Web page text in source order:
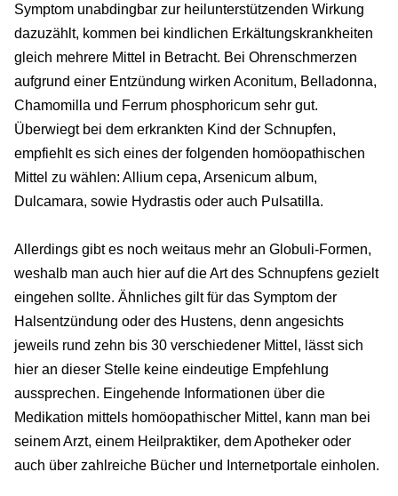
Symptom unabdingbar zur heilunterstützenden Wirkung
dazuzählt, kommen bei kindlichen Erkältungskrankheiten
gleich mehrere Mittel in Betracht. Bei Ohrenschmerzen
aufgrund einer Entzündung wirken Aconitum, Belladonna,
Chamomilla und Ferrum phosphoricum sehr gut.
Überwiegt bei dem erkrankten Kind der Schnupfen,
empfiehlt es sich eines der folgenden homöopathischen
Mittel zu wählen: Allium cepa, Arsenicum album,
Dulcamara, sowie Hydrastis oder auch Pulsatilla.
Allerdings gibt es noch weitaus mehr an Globuli-Formen,
weshalb man auch hier auf die Art des Schnupfens gezielt
eingehen sollte. Ähnliches gilt für das Symptom der
Halsentzündung oder des Hustens, denn angesichts
jeweils rund zehn bis 30 verschiedener Mittel, lässt sich
hier an dieser Stelle keine eindeutige Empfehlung
aussprechen. Eingehende Informationen über die
Medikation mittels homöopathischer Mittel, kann man bei
seinem Arzt, einem Heilpraktiker, dem Apotheker oder
auch über zahlreiche Bücher und Internetportale einholen.